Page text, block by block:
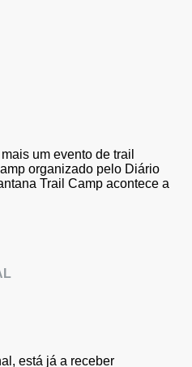
um evento de trail
organizado pelo Diário
Trail Camp acontece a
está já a receber